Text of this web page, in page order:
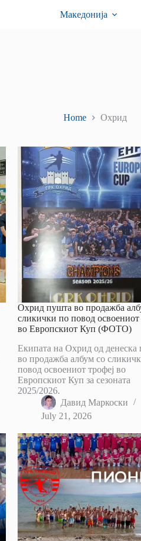
Македонија
Home Охрид
Охрид пушта во продажба
сликички по повод освоениот
во Европскиот Куп (ФОТО)
Екипата на Охрид од денеска
во продажба албум со
повод освоениот трофеј во
Европскиот Куп за сезоната
2025/2026.
Давид Маркоски
July 21, 2026